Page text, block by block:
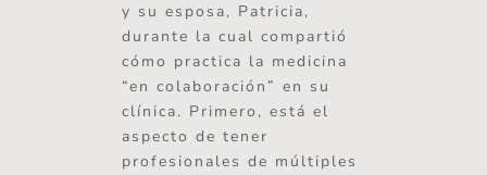
y su esposa, Patricia,
durante la cual compartió
cómo practica la medicina
“en colaboración” en su
clínica. Primero, está el
aspecto de tener
profesionales de múltiples